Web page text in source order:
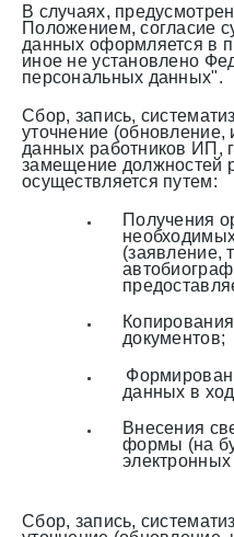
В случаях,
Положением, согласие
данных оформляется в
иное не установлено
персональных данных".
Сбор, запись,
уточнение
данных работников ИП,
замещение должностей
осуществляется путем:
Получения
(заявление,
документов;
данных в
Внесения
формы (на
электронных
Сбор, запись,